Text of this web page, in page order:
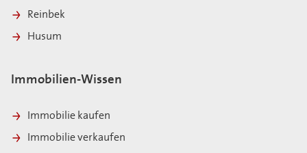
Reinbek
Husum
Immobilien-Wissen
Immobilie kaufen
Immobilie verkaufen